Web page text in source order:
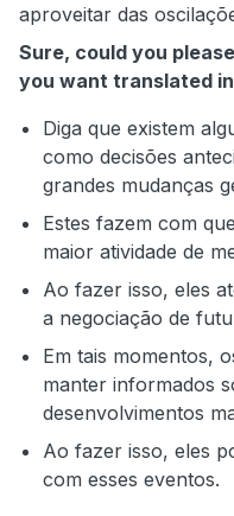
aproveitar das
Sure, could you
you want translated
Diga que existem
como decisões
grandes mudanças
Estes fazem com
maior atividade de
Ao fazer isso, eles
a negociação de
Em tais momentos,
manter informados
desenvolvimentos
Ao fazer isso, eles
com esses eventos.